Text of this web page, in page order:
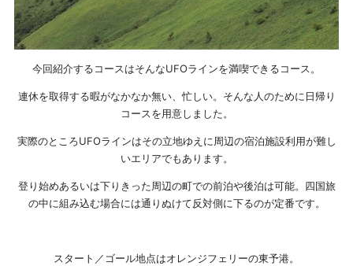
今回紹介するコースはそんなUFOラインを満喫できるコース。
連休を取得する暇がなかなか無い、忙しい。そんな人のために日帰り
コースを用意しました。
実際のところUFOラインはその立地ゆえに周辺の宿泊施設利用が難し
いエリアでもあります。
登り始めあるいは下りきった周辺の町での前泊や後泊は可能。四国旅
の中に組み込む場合には通りぬけて反対側に下るのが定番です。
スタート／ゴール地点はオレンジフェリーの東予港。